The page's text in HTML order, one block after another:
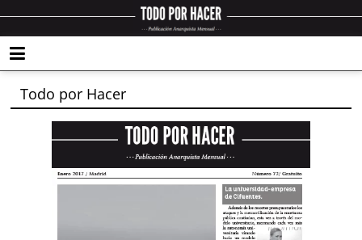
Todo por Hacer